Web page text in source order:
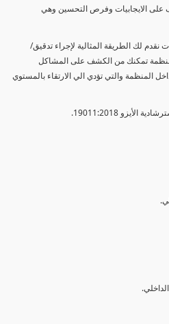
على الايجابيات وفرص التحسين وهي
لك الطريقة المثالية لإجراء تدقيق/
تمكنك من الكشف على المشاكل
المنظمة والتي تؤدي الي الارتقاء بالمستوي
19011:2018.